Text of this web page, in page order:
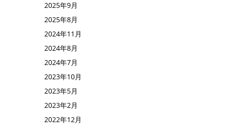
2025年9月
2025年8月
2024年11月
2024年8月
2024年7月
2023年10月
2023年5月
2023年2月
2022年12月